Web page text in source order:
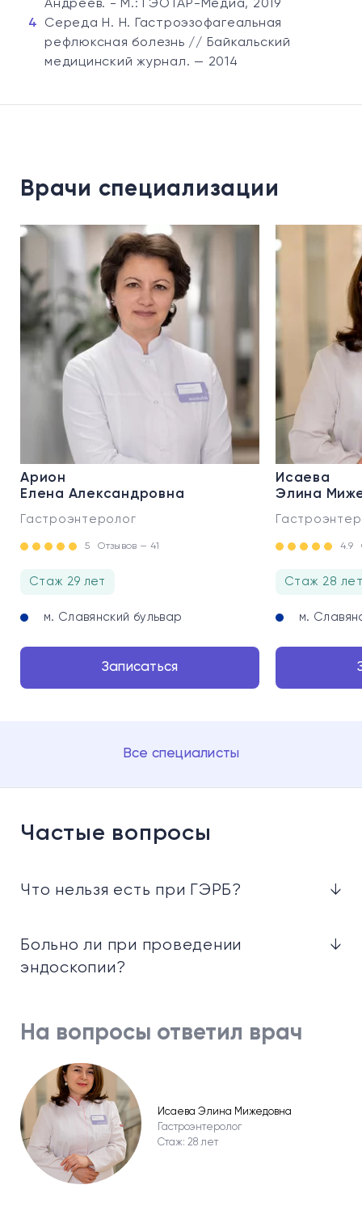
Андреев. - М.: ГЭОТАР-Медиа, 2019
Середа Н. Н. Гастроэзофагеальная
рефлюксная болезнь // Байкальский
медицинский журнал. — 2014
Врачи специализации
Арион
Елена Александровна
Гастроэнтеролог
5 Отзывов — 41
Стаж 29 лет
м. Славянский бульвар
Записаться
Исаева
Элина
4.9
Стаж 28 лет
м.
Все специалисты
Частые вопросы
Что нельзя есть при ГЭРБ? ↓
Больно ли при проведении
эндоскопии?
↓
На вопросы ответил врач
Исаева Элина Мижедовна
Гастроэнтеролог
Стаж: 28 лет